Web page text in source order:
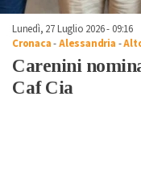
Lunedì, 27 Luglio 2026 - 09:16
Cronaca-Alessandria -
Carenini
Caf Cia